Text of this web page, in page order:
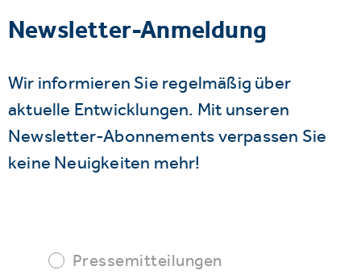
Newsletter-Anmeldung
Wir informieren Sie regelmäßig über
aktuelle Entwicklungen. Mit unseren
Newsletter-Abonnements verpassen Sie
keine Neuigkeiten mehr!
Pressemitteilungen